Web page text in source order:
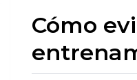
Cómo